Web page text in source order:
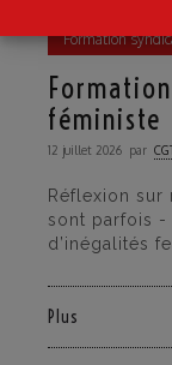
Formation
féministe
12 juillet 2026 par
Réflexion
sont parfois -
d’inégalités
Plus